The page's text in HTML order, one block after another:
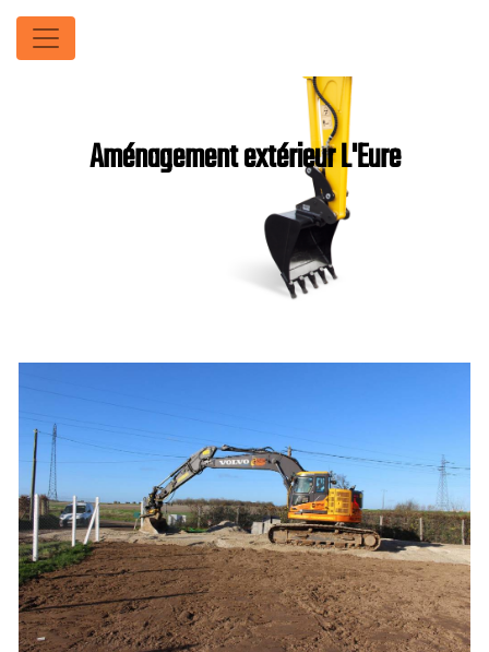
Panneau de gestion des cookies
Aménagement extérieur L'Eure